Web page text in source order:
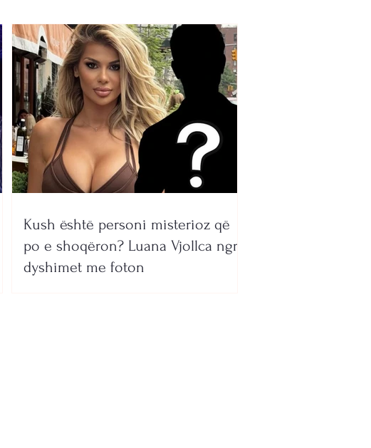
Kush është personi misterioz që
po e shoqëron? Luana Vjollca ngre
dyshimet me foton